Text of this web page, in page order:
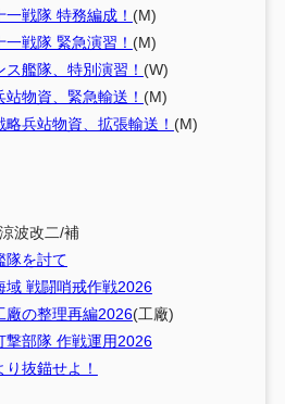
一戦隊 特務編成！ (M)
一戦隊 緊急演習！ (M)
ス艦隊、特別演習！ (W)
站物資、緊急輸送！ (M)
略兵站物資、拡張輸送！ (M)
波改二/補
を討て
域 戦闘哨戒作戦2026
廠の整理再編2026(工廠)
撃部隊 作戦運用2026
り抜錨せよ！